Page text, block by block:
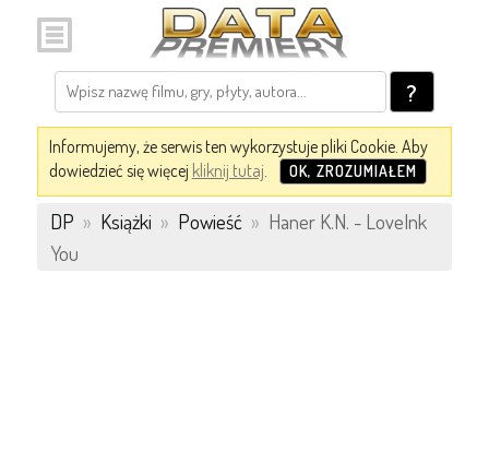
?
Informujemy, że serwis ten wykorzystuje pliki Cookie. Aby
dowiedzieć się więcej kliknij tutaj. OK, ZROZUMIAŁEM
DP » Książki » Powieść » Haner K.N. - LoveInk
You